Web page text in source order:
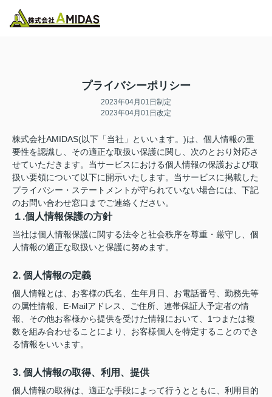
プライバシーポリシー
2023年04月01日制定
2023年04月01日改定
株式会社AMIDAS(以下「当社」といいます。)は、個人情報の重
要性を認識し、その適正な取扱い保護に関し、次のとおり対応さ
せていただきます。当サービスにおける個人情報の保護および取
扱い要領について以下に開示いたします。当サービスに掲載した
プライバシー・ステートメントが守られていない場合には、下記
のお問い合わせ窓口までご連絡ください。
１.個人情報保護の方針
当社は個人情報保護に関する法令と社会秩序を尊重・厳守し、個
人情報の適正な取扱いと保護に努めます。
2. 個人情報の定義
個人情報とは、お客様の氏名、生年月日、お電話番号、勤務先等
の属性情報、E-Mailアドレス、ご住所、連帯保証人予定者の情
報、その他お客様から提供を受けた情報において、1つまたは複
数を組み合わせることにより、お客様個人を特定することのでき
る情報をいいます。
3. 個人情報の取得、利用、提供
個人情報の取得は、適正な手段によって行うとともに、利用目的